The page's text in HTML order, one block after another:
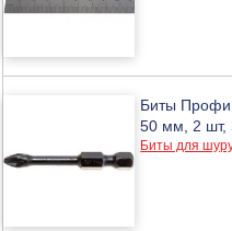
Биты Профи
50 мм, 2 шт,
Биты для